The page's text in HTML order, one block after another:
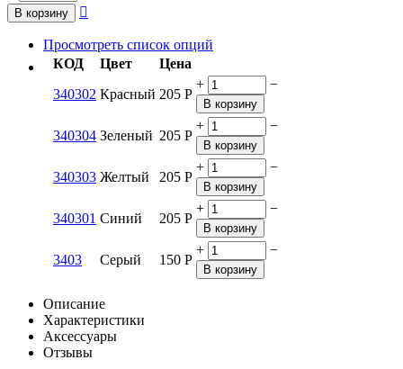
В корзину 
Просмотреть список опций
КОД
Цвет
Цена
340302 Красный 205 Р
+ −
В корзину
340304 Зеленый 205 Р
+ −
В корзину
340303 Желтый 205 Р
+ −
В корзину
340301 Синий 205 Р
+ −
В корзину
3403 Серый 150 Р
+ −
В корзину
Описание
Характеристики
Аксессуары
Отзывы